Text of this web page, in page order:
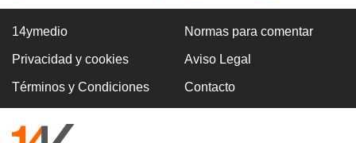
FOTO DEL DÍA
Un litro de aceite cuesta ya más de dos salarios
mínimos
14ymedio Normas para comentar
Privacidad y cookies Aviso Legal
Términos y Condiciones Contacto